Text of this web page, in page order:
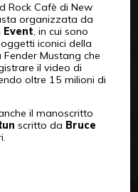
Rock Cafè di New
organizzata da
Event, in cui sono
iconici della
Mustang che
il video di
oltre 15 milioni di
il manoscritto
scritto da Bruce